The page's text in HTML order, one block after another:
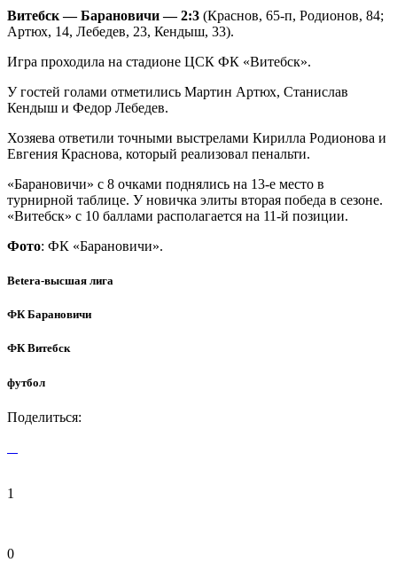
Витебск — Барановичи — 2:3 (Краснов, 65-п, Родионов, 84;
Артюх, 14, Лебедев, 23, Кендыш, 33).
Игра проходила на стадионе ЦСК ФК «Витебск».
У гостей голами отметились Мартин Артюх, Станислав
Кендыш и Федор Лебедев.
Хозяева ответили точными выстрелами Кирилла Родионова и
Евгения Краснова, который реализовал пенальти.
«Барановичи» с 8 очками поднялись на 13-е место в
турнирной таблице. У новичка элиты вторая победа в сезоне.
«Витебск» с 10 баллами располагается на 11-й позиции.
Фото: ФК «Барановичи».
Betera-высшая лига
ФК Барановичи
ФК Витебск
футбол
Поделиться:
1
0